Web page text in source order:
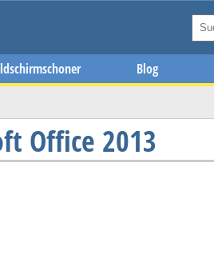
Blog
Office 2013